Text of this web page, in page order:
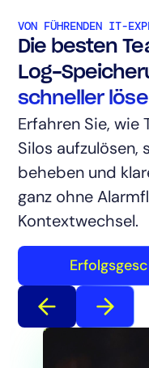
VON FÜHRENDEN IT-
Die besten
Log-
schneller
Erfahren Sie, wie
Silos aufzulösen,
beheben und
ganz ohne
Kontextwechsel.